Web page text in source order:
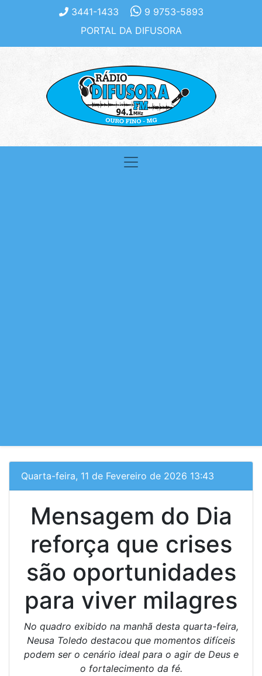
3441-1433
9 9753-5893
PORTAL DA DIFUSORA
Quarta-feira, 11 de Fevereiro de 2026 13:43
Mensagem do Dia
reforça que crises
são oportunidades
para viver milagres
No quadro exibido na manhã desta quarta-feira,
Neusa Toledo destacou que momentos difíceis
podem ser o cenário ideal para o agir de Deus e
o fortalecimento da fé.